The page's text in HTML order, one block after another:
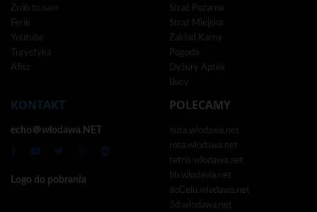
Zrób to sam
Ferie
Youtube
Turystyka
Afisz
Straż Pożarna
Straż Miejska
Zakład Karny
Pogoda
Dyżury Aptek
Busy
KONTAKT
echo＠wlodawa.NET
Logo do pobrania
POLECAMY
nuta.wlodawa.net
rota.wlodawa.net
tetris.wlodawa.net
bb.wlodawa.net
doCelu.wlodawa.net
3d.wlodawa.net